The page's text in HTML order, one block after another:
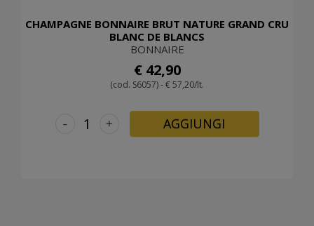
CHAMPAGNE BONNAIRE BRUT NATURE GRAND CRU
BLANC DE BLANCS
BONNAIRE
€ 42,90
(cod. S6057) - € 57,20/lt.
+
- AGGIUNGI